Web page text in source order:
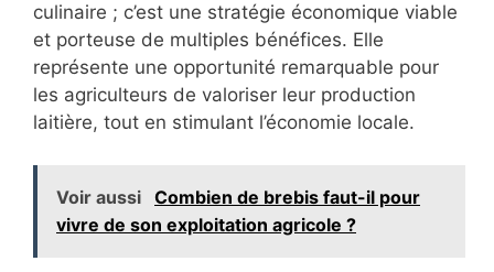
culinaire ; c’est une stratégie économique viable
et porteuse de multiples bénéfices. Elle
représente une opportunité remarquable pour
les agriculteurs de valoriser leur production
laitière, tout en stimulant l’économie locale.
Voir aussi Combien de brebis faut-il pour
vivre de son exploitation agricole ?